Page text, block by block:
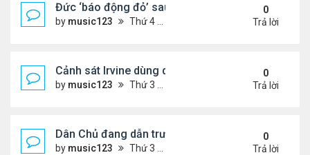
Đức ‘báo động đỏ’ sau vụ phát hiện UAV mang
by music123 Thứ 4 Tháng 8 05, 2026 6:28 pm
0
Trả lời
Cảnh sát Irvine dùng drone bắt kẻ trộm trong
by music123 Thứ 3 Tháng 8 04, 2026 6:20 pm
0
Trả lời
Dân Chủ đang dẫn trước Cộng Hòa trong các
by music123 Thứ 3 Tháng 8 04, 2026 6:17 pm
0
Trả lời